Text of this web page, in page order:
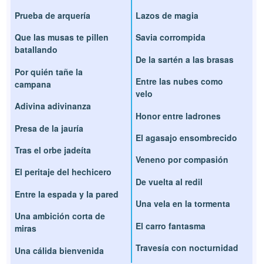
Prueba de arquería
Que las musas te pillen
batallando
Por quién tañe la
campana
Adivina adivinanza
Presa de la jauría
Tras el orbe jadeíta
El peritaje del hechicero
Entre la espada y la pared
Una ambición corta de
miras
Una cálida bienvenida
Lazos de magia
Savia corrompida
De la sartén a las brasas
Entre las nubes como
velo
Honor entre ladrones
El agasajo ensombrecido
Veneno por compasión
De vuelta al redil
Una vela en la tormenta
El carro fantasma
Travesía con nocturnidad